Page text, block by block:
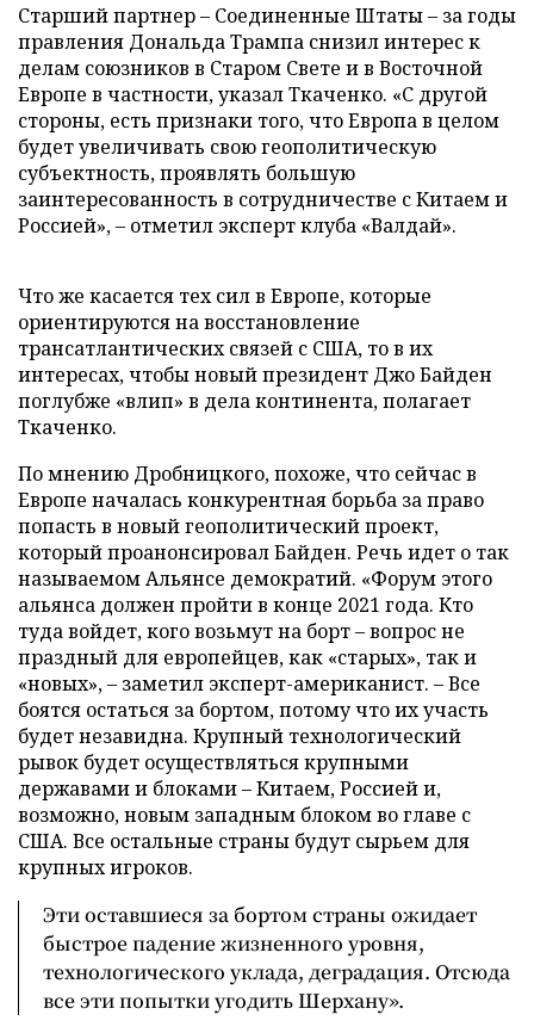
Старший партнер – Соединенные Штаты – за годы
правления Дональда Трампа снизил интерес к
делам союзников в Старом Свете и в Восточной
Европе в частности, указал Ткаченко. «С другой
стороны, есть признаки того, что Европа в целом
будет увеличивать свою геополитическую
субъектность, проявлять большую
заинтересованность в сотрудничестве с Китаем и
Россией», – отметил эксперт клуба «Валдай».
Что же касается тех сил в Европе, которые
ориентируются на восстановление
трансатлантических связей с США, то в их
интересах, чтобы новый президент Джо Байден
поглубже «влип» в дела континента, полагает
Ткаченко.
По мнению Дробницкого, похоже, что сейчас в
Европе началась конкурентная борьба за право
попасть в новый геополитический проект,
который проанонсировал Байден. Речь идет о так
называемом Альянсе демократий. «Форум этого
альянса должен пройти в конце 2021 года. Кто
туда войдет, кого возьмут на борт – вопрос не
праздный для европейцев, как «старых», так и
«новых», – заметил эксперт-американист. – Все
боятся остаться за бортом, потому что их участь
будет незавидна. Крупный технологический
рывок будет осуществляться крупными
державами и блоками – Китаем, Россией и,
возможно, новым западным блоком во главе с
США. Все остальные страны будут сырьем для
крупных игроков.
Эти оставшиеся за бортом страны ожидает
быстрое падение жизненного уровня,
технологического уклада, деградация. Отсюда
все эти попытки угодить Шерхану».